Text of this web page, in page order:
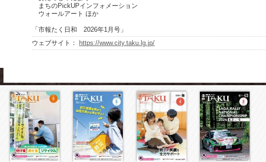
まちのPickUPインフォメーション
ウォールアート ほか
「市報たく日和 2026年1月号」
ウェブサイト： https://www.city.taku.lg.jp/